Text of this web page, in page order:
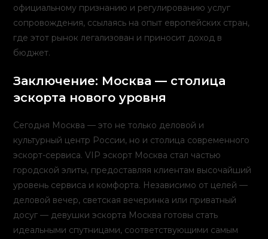
официальному признанию и регулированию услуг
сопровождения, ссылаясь на опыт европейских стран,
где этот рынок легализован и приносит доход в
бюджет.
Заключение: Москва — столица
эскорта нового уровня
Сегодня Москва — это не только деловой и
культурный центр России, но и столица современного
эскорт-сервиса. VIP эскорт Москва стал частью
городской элиты, предоставляя клиентам высочайший
уровень сервиса и комфорта. Независимо от целей —
деловой вечер, светская вечеринка или приватный
досуг — девушки эскорта Москва готовы стать
идеальными спутницами, соответствующими самым